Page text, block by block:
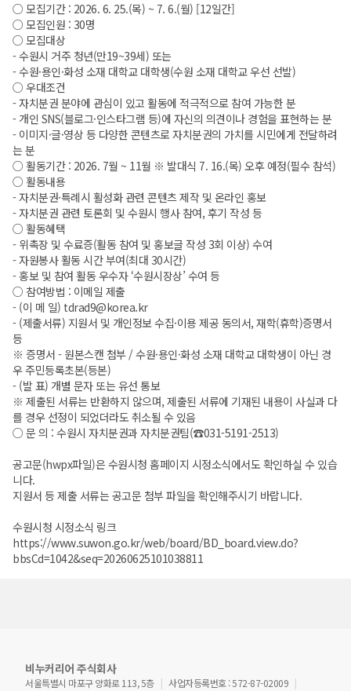
○ 모집기간 : 2026. 6. 25.(목) ~ 7. 6.(월) [12일간]
○ 모집인원 : 30명
○ 모집대상
- 수원시 거주 청년(만19~39세) 또는
- 수원·용인·화성 소재 대학교 대학생(수원 소재 대학교 우선 선발)
○ 우대조건
- 자치분권 분야에 관심이 있고 활동에 적극적으로 참여 가능한 분
- 개인 SNS(블로그·인스타그램 등)에 자신의 의견이나 경험을 표현하는 분
- 이미지·글·영상 등 다양한 콘텐츠로 자치분권의 가치를 시민에게 전달하려
는 분
○ 활동기간 : 2026. 7월 ~ 11월 ※ 발대식 7. 16.(목) 오후 예정(필수 참석)
○ 활동내용
- 자치분권·특례시 활성화 관련 콘텐츠 제작 및 온라인 홍보
- 자치분권 관련 토론회 및 수원시 행사 참여, 후기 작성 등
○ 활동혜택
- 위촉장 및 수료증(활동 참여 및 홍보글 작성 3회 이상) 수여
- 자원봉사 활동 시간 부여(최대 30시간)
- 홍보 및 참여 활동 우수자 ‘수원시장상’ 수여 등
○ 참여방법 : 이메일 제출
- (이 메 일) tdrad9@korea.kr
- (제출서류) 지원서 및 개인정보 수집·이용 제공 동의서, 재학(휴학)증명서
등
※ 증명서 - 원본스캔 첨부 / 수원·용인·화성 소재 대학교 대학생이 아닌 경
우 주민등록초본(등본)
- (발 표) 개별 문자 또는 유선 통보
※ 제출된 서류는 반환하지 않으며, 제출된 서류에 기재된 내용이 사실과 다
를 경우 선정이 되었더라도 취소될 수 있음
○ 문 의 : 수원시 자치분권과 자치분권팀(☎031-5191-2513)
공고문(hwpx파일)은 수원시청 홈페이지 시정소식에서도 확인하실 수 있습
니다.
지원서 등 제출 서류는 공고문 첨부 파일을 확인해주시기 바랍니다.
수원시청 시정소식 링크
https://www.suwon.go.kr/web/board/BD_board.view.do?
bbsCd=1042&seq=20260625101038811
비누커리어 주식회사
서울특별시 마포구 양화로 113, 5층
사업자등록번호 : 572-87-02009